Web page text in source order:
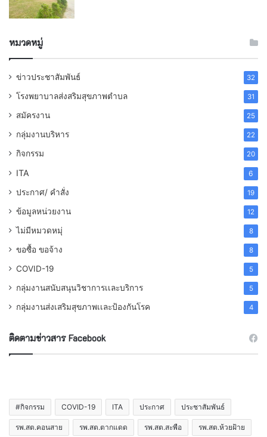
หมวดหมู่
ข่าวประชาสัมพันธ์ 32
โรงพยาบาลส่งสริมสุขภาพตำบล 31
สมัครงาน 25
กลุ่มงานบริหาร 22
กิจกรรม 20
ITA 6
ประกาศ/ คำสั่ง 19
ข้อมูลหน่วยงาน 12
ไม่มีหมวดหมุ่ 8
ขอซื้อ ขอจ้าง 8
COVID-19 5
กลุ่มงานสนับสนุนวิชาการเเละบริการ 5
กลุ่มงานส่งเสริมสุขภาพเเละป้องกันโรค 4
ติดตามข่าวสาร Facebook
#กิจกรรม COVID-19 ITA ประกาศ ประชาสัมพันธ์
รพ.สต.คอนสาย รพ.สต.ตากแดด รพ.สต.สะพือ รพ.สต.ห้วยฝ้าย